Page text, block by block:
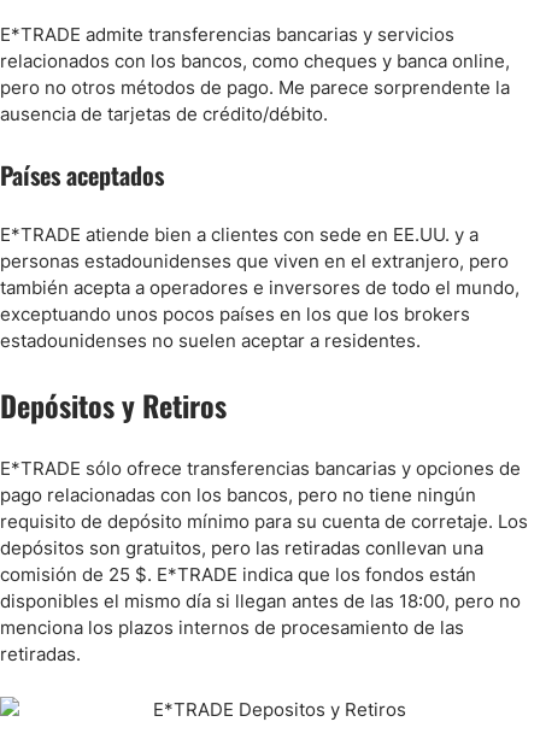
E*TRADE admite transferencias bancarias y servicios
relacionados con los bancos, como cheques y banca online,
pero no otros métodos de pago. Me parece sorprendente la
ausencia de tarjetas de crédito/débito.
Países aceptados
E*TRADE atiende bien a clientes con sede en EE.UU. y a
personas estadounidenses que viven en el extranjero, pero
también acepta a operadores e inversores de todo el mundo,
exceptuando unos pocos países en los que los brokers
estadounidenses no suelen aceptar a residentes.
Depósitos y Retiros
E*TRADE sólo ofrece transferencias bancarias y opciones de
pago relacionadas con los bancos, pero no tiene ningún
requisito de depósito mínimo para su cuenta de corretaje. Los
depósitos son gratuitos, pero las retiradas conllevan una
comisión de 25 $. E*TRADE indica que los fondos están
disponibles el mismo día si llegan antes de las 18:00, pero no
menciona los plazos internos de procesamiento de las
retiradas.